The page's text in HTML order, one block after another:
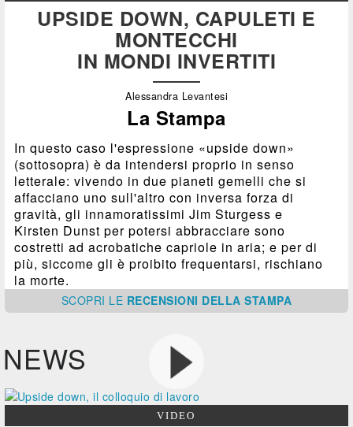
UPSIDE DOWN, CAPULETI E
MONTECCHI
IN MONDI INVERTITI
Alessandra Levantesi
La Stampa
In questo caso l'espressione «upside down»
(sottosopra) è da intendersi proprio in senso
letterale: vivendo in due pianeti gemelli che si
affacciano uno sull'altro con inversa forza di
gravità, gli innamoratissimi Jim Sturgess e
Kirsten Dunst per potersi abbracciare sono
costretti ad acrobatiche capriole in aria; e per di
più, siccome gli è proibito frequentarsi, rischiano
la morte.
SCOPRI LE RECENSIONI DELLA STAMPA
NEWS
VIDEO